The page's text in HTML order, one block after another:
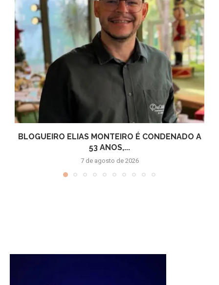
BLOGUEIRO ELIAS MONTEIRO É CONDENADO A
53 ANOS,...
7 de agosto de 2026